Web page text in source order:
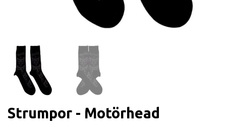
Strumpor - Motörhead